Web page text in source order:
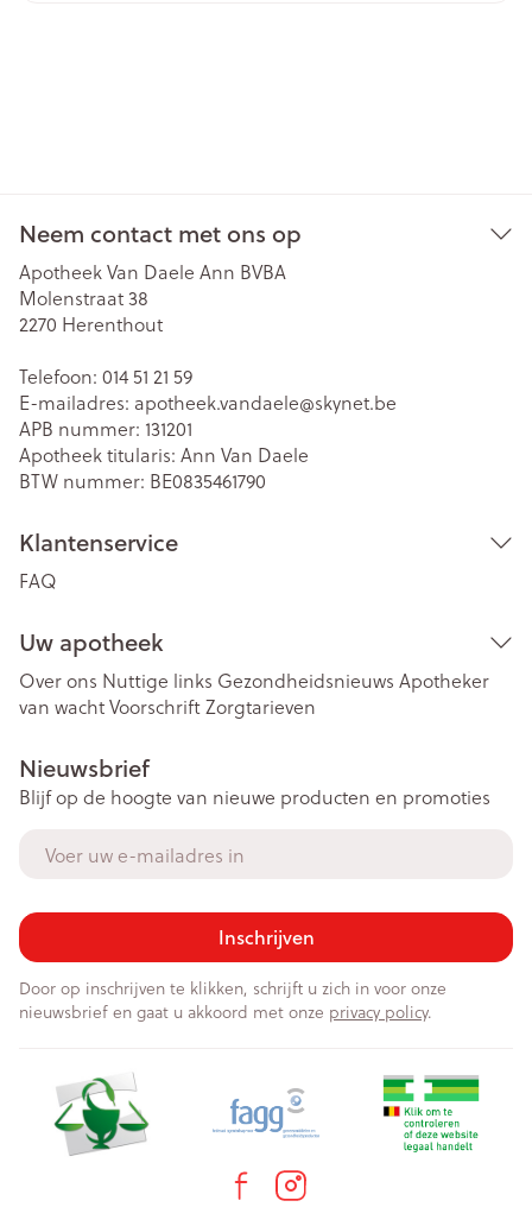
Neem contact met ons op
Apotheek Van Daele Ann BVBA
Molenstraat 38
2270 Herenthout
Telefoon: 014 51 21 59
E-mailadres: apotheek.vandaele@skynet.be
APB nummer: 131201
Apotheek titularis: Ann Van Daele
BTW nummer: BE0835461790
Klantenservice
FAQ
Uw apotheek
Over ons Nuttige links Gezondheidsnieuws Apotheker
van wachtVoorschriftZorgtarieven
Nieuwsbrief
Blijf op de hoogte van nieuwe producten en promoties
Inschrijven
Door op inschrijven te klikken, schrijft u zich in voor onze
nieuwsbrief en gaat u akkoord met onze privacy policy.